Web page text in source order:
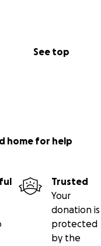
See top
home for help
Trusted
Your
donation is
protected
by the